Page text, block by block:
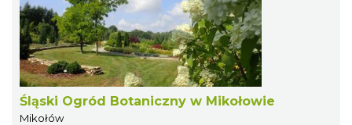
Śląski Ogród Botaniczny w Mikołowie
Mikołów